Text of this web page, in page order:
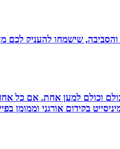
שישמחו להעניק לכם
כולם וכולם למען אחת. אם
בקידום אורגני וממומן